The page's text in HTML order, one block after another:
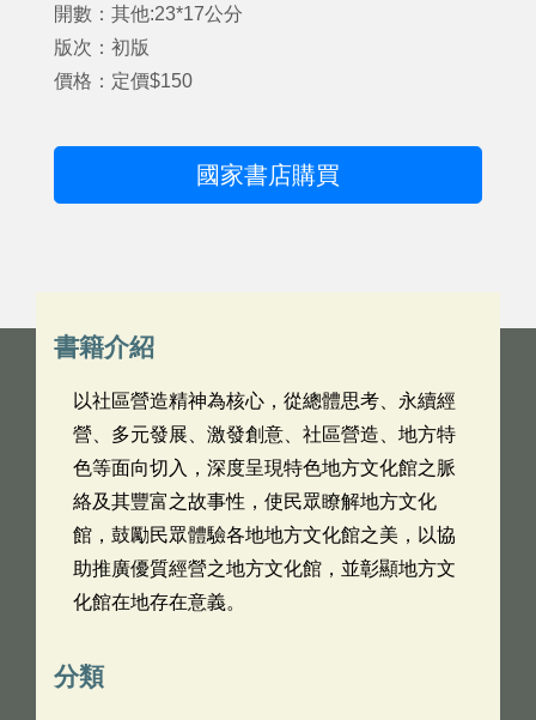
開數：其他:23*17公分
版次：初版
價格：定價$150
國家書店購買
書籍介紹
以社區營造精神為核心，從總體思考、永續經
營、多元發展、激發創意、社區營造、地方特
色等面向切入，深度呈現特色地方文化館之脈
絡及其豐富之故事性，使民眾瞭解地方文化
館，鼓勵民眾體驗各地地方文化館之美，以協
助推廣優質經營之地方文化館，並彰顯地方文
化館在地存在意義。
分類